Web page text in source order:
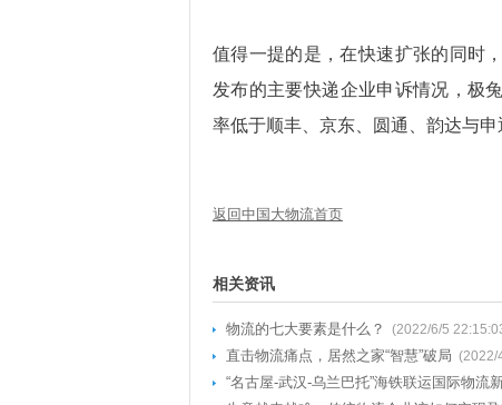
值得一提的是，在快速扩张的同时
发布的主要快递企业申诉情况，极
率低于顺丰、京东、圆通、韵达与申
返回中国大物流首页
相关资讯
物流的七大要素是什么？ (2022/6/5
直击物流痛点，居然之家“智慧”破局 (2022/
“名古屋-武汉-乌兰巴托”海铁联运国际物流